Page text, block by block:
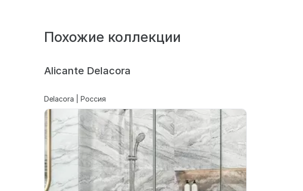
Похожие коллекции
Alicante Delacora
Delacora | Россия